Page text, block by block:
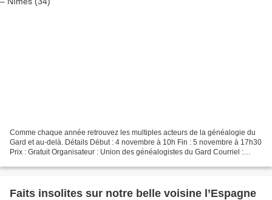
Comme chaque année retrouvez les multiples acteurs de la généalogie du
Gard et au-delà. Détails Début : 4 novembre à 10h Fin : 5 novembre à 17h30
Prix : Gratuit Organisateur : Union des généalogistes du Gard Courriel :
Faits insolites sur notre belle voisine l’Espagne